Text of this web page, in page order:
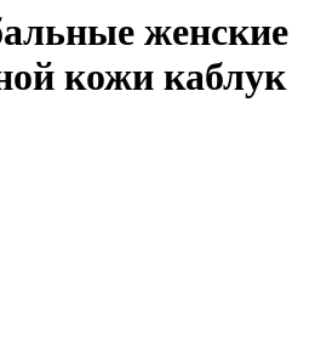
женские
кожи каблук